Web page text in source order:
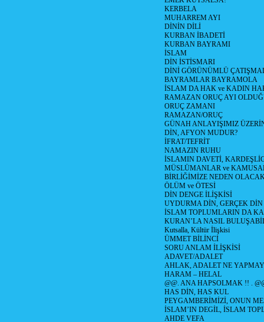
KERBELA
MUHARREM AYI
DİNİN DİLİ
KURBAN İBADETİ
KURBAN BAYRAMI
İSLAM
DİN İSTİSMARI
DİNİ GÖRÜNÜMLÜ
BAYRAMLAR BAYRAMOLA
İSLAM DA HAK ve KADIN
RAMAZAN ORUÇ AYI
ORUÇ ZAMANI
RAMAZAN/ORUÇ
GÜNAH ANLAYIŞIMIZ
DİN, AFYON MUDUR?
İFRAT/TEFRİT
NAMAZIN RUHU
İSLAMIN DAVETİ,
MÜSLÜMANLAR ve
BİRLİĞİMİZE NEDEN
ÖLÜM ve ÖTESİ
DİN DENGE İLİŞKİSİ
UYDURMA DİN, GERÇEK DİN
İSLAM TOPLUMLARIN DA
KURAN’LA NASIL
Kutsalla, Kültür İlişkisi
ÜMMET BİLİNCİ
SORU ANLAM İLİŞKİSİ
ADAVET/ADALET
AHLAK, ADALET NE
HARAM – HELAL
@@. ANA HAPSOLMAK !! .
HAS DİN, HAS KUL
PEYGAMBERİMİZİ, ONUN
İSLAM’IN DEGİL, İSLAM
AHDE VEFA